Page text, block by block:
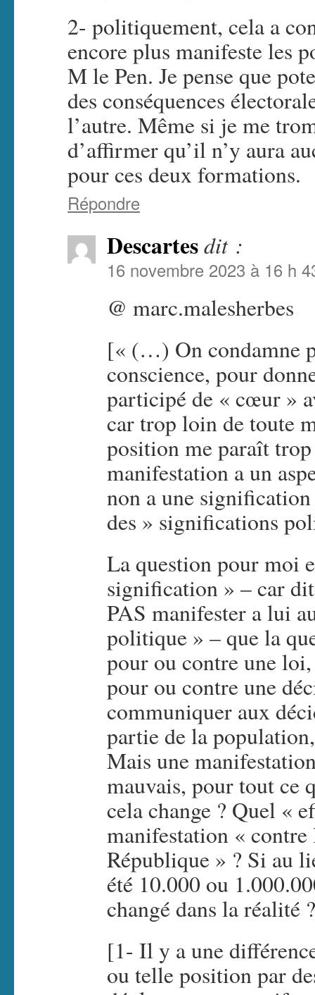
2- politiquement, cela a
encore plus manifeste les
M le Pen. Je pense que
des conséquences
l’autre. Même si je me
d’affirmer qu’il n’y aura
pour ces deux formations.
Répondre
Descartesdit :
16 novembre 2023 à 16 h
@ marc.malesherbes
[« (…) On condamne
conscience, pour
participé de « cœur »
car trop loin de toute
position me paraît
manifestation a un
non a une
des » significations
La question pour moi
signification » – car
PAS manifester a lui
politique » – que la
pour ou contre une
pour ou contre une
communiquer aux
partie de la
Mais une
mauvais, pour tout ce
cela change ? Quel «
manifestation «
République » ? Si au
été 10.000 ou
changé dans la réalité ?
[1- Il y a une
ou telle position par